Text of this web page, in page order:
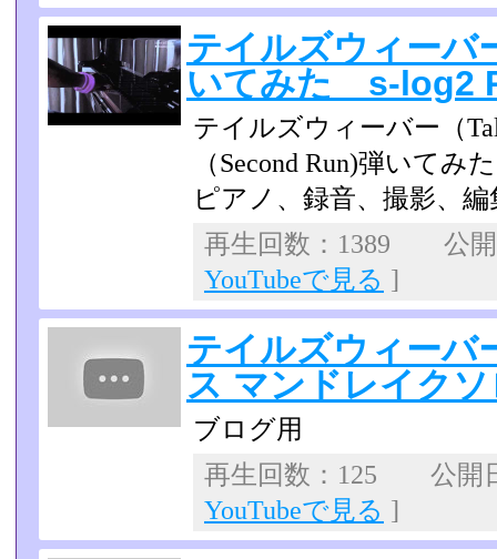
テイルズウィー
いてみた s-log2
テイルズウィーバー（
（Second Run)弾いてみ
ピアノ、録音、撮影、
再生回数：1389 公
YouTubeで見る ]
テイルズウィーバ
ス マンドレイク
ブログ用
再生回数：125 公開
YouTubeで見る ]